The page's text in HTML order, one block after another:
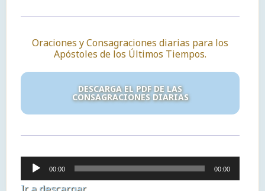
Oraciones y Consagraciones diarias para los
Apóstoles de los Últimos Tiempos.
DESCARGA EL PDF DE LAS
CONSAGRACIONES DIARIAS
Reproductor
de
00:00 00:00
Ir a descargar